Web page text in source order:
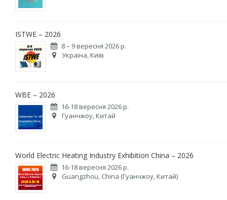
ISTWE – 2026
8 – 9 вересня 2026 р.
Україна, Київ
WBE – 2026
16-18 вересня 2026 р.
Гуанчжоу, Китай
World Electric Heating Industry Exhibition China – 2026
16-18 вересня 2026 р.
Guangzhou, China (Гуанчжоу, Китай)